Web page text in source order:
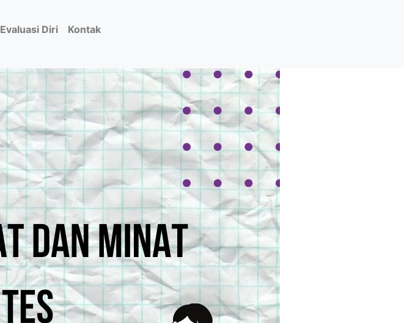
Evaluasi Diri Kontak